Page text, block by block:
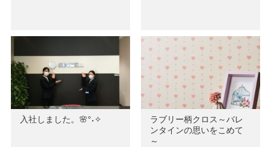
入社しました。🌸°˖✧
ラブリー柄クロス～バレ
ンタインの思いをこめて
～